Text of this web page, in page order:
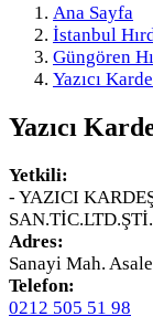
Ana Sayfa
İstanbul
Güngören
Yazıcı
Yazıcı
Yetkili:
- YAZICI
SAN.TİC.LTD.ŞTİ.
Adres:
Sanayi Mah.
Telefon:
0212 505 51 98